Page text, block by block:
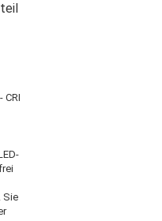
CRI
Sie